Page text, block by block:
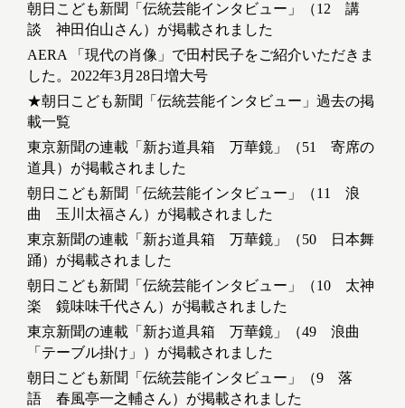
朝日こども新聞「伝統芸能インタビュー」（12 講
談 神田伯山さん）が掲載されました
AERA 「現代の肖像」で田村民子をご紹介いただきま
した。2022年3月28日増大号
★朝日こども新聞「伝統芸能インタビュー」過去の掲
載一覧
東京新聞の連載「新お道具箱 万華鏡」（51 寄席の
道具）が掲載されました
朝日こども新聞「伝統芸能インタビュー」（11 浪
曲 玉川太福さん）が掲載されました
東京新聞の連載「新お道具箱 万華鏡」（50 日本舞
踊）が掲載されました
朝日こども新聞「伝統芸能インタビュー」（10 太神
楽 鏡味味千代さん）が掲載されました
東京新聞の連載「新お道具箱 万華鏡」（49 浪曲
「テーブル掛け」）が掲載されました
朝日こども新聞「伝統芸能インタビュー」（9 落
語 春風亭一之輔さん）が掲載されました